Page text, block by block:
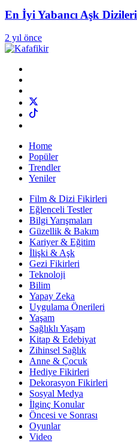
En İyi Yabancı Aşk Dizileri
2 yıl önce
Home
Popüler
Trendler
Yeniler
Film & Dizi Fikirleri
Eğlenceli Testler
Bilgi Yarışmaları
Güzellik & Bakım
Kariyer & Eğitim
İlişki & Aşk
Gezi Fikirleri
Teknoloji
Bilim
Yapay Zeka
Uygulama Önerileri
Yaşam
Sağlıklı Yaşam
Kitap & Edebiyat
Zihinsel Sağlık
Anne & Çocuk
Hediye Fikirleri
Dekorasyon Fikirleri
Sosyal Medya
İlginç Konular
Öncesi ve Sonrası
Oyunlar
Video